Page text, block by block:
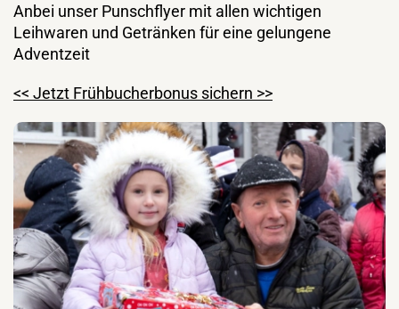
Anbei unser Punschflyer mit allen wichtigen
Leihwaren und Getränken für eine gelungene
Adventzeit
<< Jetzt Frühbucherbonus sichern >>